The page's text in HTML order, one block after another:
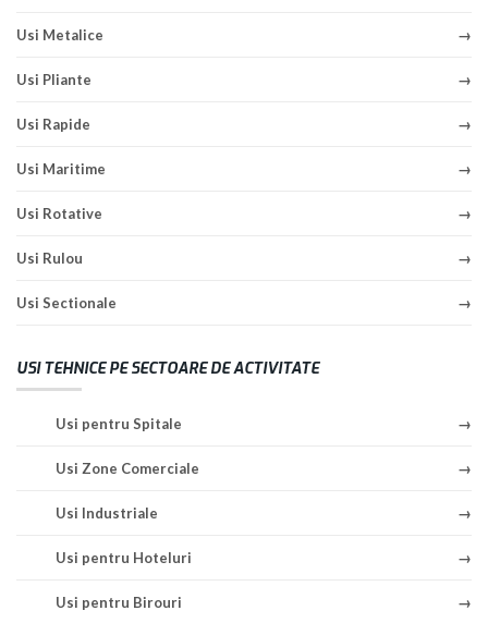
Usi Metalice
Usi Pliante
Usi Rapide
Usi Maritime
Usi Rotative
Usi Rulou
Usi Sectionale
USI TEHNICE PE SECTOARE DE ACTIVITATE
Usi pentru Spitale
Usi Zone Comerciale
Usi Industriale
Usi pentru Hoteluri
Usi pentru Birouri